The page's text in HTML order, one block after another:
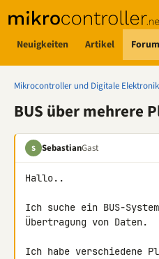
Neuigkeiten Artikel Forum
Mikrocontroller und Digitale Elektronik
BUS über mehrere
S SebastianGast
Hallo..
Ich suche ein BUS-
Übertragung von Daten.